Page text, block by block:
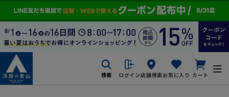
検索 ログイン店舗検索お気に入り カート